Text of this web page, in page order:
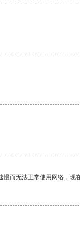
而无法正常使用网络，现